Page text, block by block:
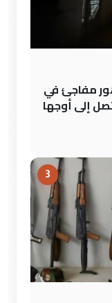
مفاجئ في
إلى أوجها
3